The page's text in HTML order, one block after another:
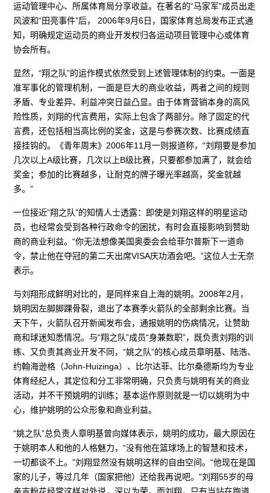
运动管理中心、所属体育局分享收益。在著名的“马家军”成员出走
风波和“田亮事件”后， 2006年9月6日，国家体育总局发布正式通
知，明确规定运动员的商业开发权归各运动项目管理中心或体育
协会所有。
显然，“翔之队”的运作模式依然受到上述管理体制的约束。一面是
准军事化的管理机制，一面是巨大的商业收益，两者之间的规则
矛盾、专业差异、利益冲突日益凸显。由于体育营销本身的高风
险性质，刘翔的代言费用，实际上包含了两部分。除了固定的代
言费，还包括相当高比例的奖金，这是与参赛次数、比赛成绩直
接挂钩的。《青年周末》2006年11月一则报道称，“刘翔要是参加
几次以上A级比赛，几次以上B级比赛，只要都参加满了，就会给
奖金；参加的比赛越多，让耐克的牌子曝光率越高，奖金就越
多。”
一位接近“翔之队”的知情人士透露：即使是刘翔这样的明星运动
员，也经常会受到各种行政命令的困扰，有时会直接影响到赞助
商的商业利益。“你无法想像美国奥委会会给菲尔普斯下一道命
令，禁止他在夺冠的第二天出席VISA庆功酒会吧。”这位人士无奈
表示。
与刘翔形成鲜明对比的，是同样来自上海的姚明。2008年2月，
姚明因左脚脚踝骨裂，退出了本赛季火箭队的全部剩余比赛。当
天下午，火箭队召开新闻发布会，通报姚明的伤病情况，让赞助
商和球迷知悉情况。与“翔之队”成员“身兼数职”，既负责刘翔的训
练、又负责其商业开发不同，“姚之队”的核心成员章明基、陆浩、
约翰海逊格（John-Huizinga）、比尔达菲、比尔桑德斯均为专业
体育经纪人，其定位和分工非常明确，只负责与姚明有关的商业
活动，并不干预姚明的训练；基本运作原则就是一切以姚明为中
心，维护姚明的公众形象和商业利益。
“姚之队”总负责人章明基曾向媒体表示，姚明的成功，最大原因在
于姚明本人和他的人格魅力，“没有他在篮球场上的智慧和技术，
一切都谈不上。”刘翔显然没有姚明这样的自由空间。“他现在是国
家的儿子，等过几年（国家把他）还给我再说吧。”刘翔55岁的母